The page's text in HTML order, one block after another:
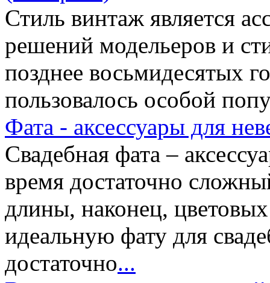
Стиль винтаж является
решений модельеров и
позднее восьмидесятых
пользовалось особой
Фата - аксессуары для
Свадебная фата –
время достаточно
длины, наконец,
идеальную фату для
достаточно...